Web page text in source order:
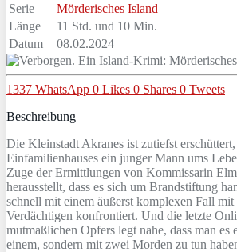
Serie
Mörderisches Island
Länge
11 Std. und 10 Min.
Datum
08.02.2024
1337 WhatsApp 0 Likes 0 Shares 0 Tweets
Beschreibung
Die Kleinstadt Akranes ist zutiefst
Einfamilienhauses ein junger Mann ums
Zuge der Ermittlungen von Kommissarin
herausstellt, dass es sich um Brandstiftung
schnell mit einem äußerst komplexen Fall mit
Verdächtigen konfrontiert. Und die letzte
mutmaßlichen Opfers legt nahe, dass man
einem, sondern mit zwei Morden zu tun